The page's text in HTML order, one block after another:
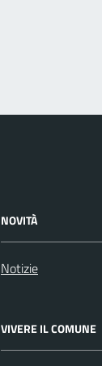
NOVITÀ
Notizie
VIVERE IL COMUNE